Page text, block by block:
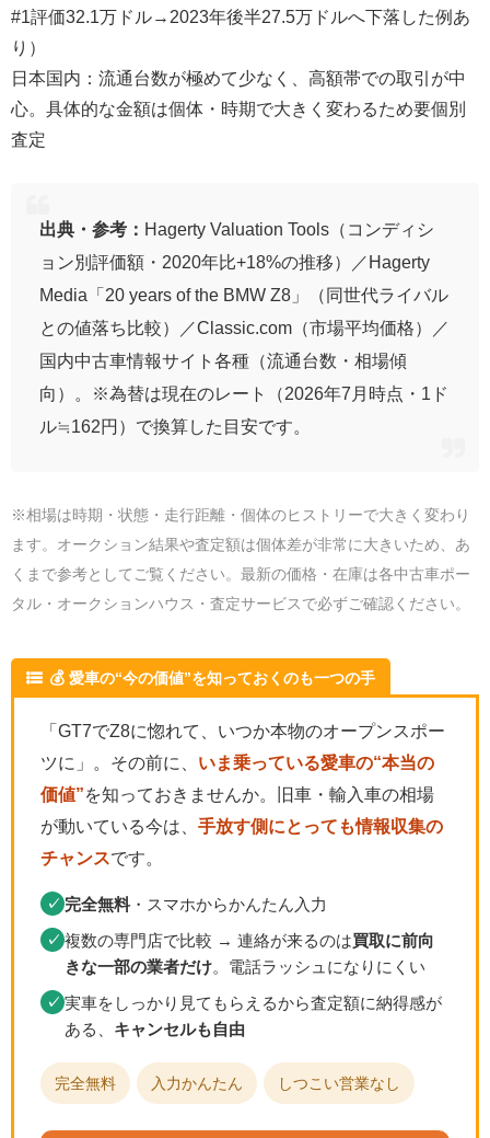
#1評価32.1万ドル→2023年後半27.5万ドルへ下落した例あ
り）
日本国内：流通台数が極めて少なく、高額帯での取引が中
心。具体的な金額は個体・時期で大きく変わるため要個別
査定
出典・参考： Hagerty Valuation Tools（コンディシ
ョン別評価額・2020年比+18%の推移）／Hagerty
Media「20 years of the BMW Z8」（同世代ライバル
との値落ち比較）／Classic.com（市場平均価格）／
国内中古車情報サイト各種（流通台数・相場傾
向）。※為替は現在のレート（2026年7月時点・1ド
ル≒162円）で換算した目安です。
※相場は時期・状態・走行距離・個体のヒストリーで大きく変わり
ます。オークション結果や査定額は個体差が非常に大きいため、あ
くまで参考としてご覧ください。最新の価格・在庫は各中古車ポー
タル・オークションハウス・査定サービスで必ずご確認ください。
💰 愛車の“今の価値”を知っておくのも一つの手
「GT7でZ8に惚れて、いつか本物のオープンスポー
ツに」。その前に、 いま乗っている愛車の“本当の
価値”を知っておきませんか。旧車・輸入車の相場
が動いている今は、 手放す側にとっても情報収集の
チャンスです。
✓ 完全無料 ・スマホからかんたん入力
✓ 複数の専門店で比較 → 連絡が来るのは買取に前向
きな一部の業者だけ。電話ラッシュになりにくい
✓ 実車をしっかり見てもらえるから査定額に納得感が
ある、 キャンセルも自由
完全無料 入力かんたん しつこい営業なし